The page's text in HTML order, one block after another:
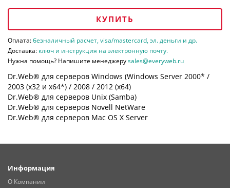
КУПИТЬ
Оплата:безналичный расчет, visa/mastercard, эл. деньги и др.
Доставка: ключ и инструкция на электронную почту.
Нужна помощь? Напишите менеджеруsales@everyweb.ru
Dr.Web® для серверов Windows (Windows Server 2000* /
2003 (х32 и х64*) / 2008 / 2012 (х64)
Dr.Web® для серверов Unix (Samba)
Dr.Web® для серверов Novell NetWare
Dr.Web® для серверов Mac OS X Server
Информация
О Компании